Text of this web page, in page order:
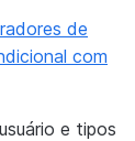
de
com
e tipos